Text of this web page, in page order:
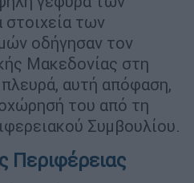
των
οδήγησαν τον
Μακεδονίας στη
αυτή απόφαση,
του από τη
Συμβουλίου.
Περιφέρειας